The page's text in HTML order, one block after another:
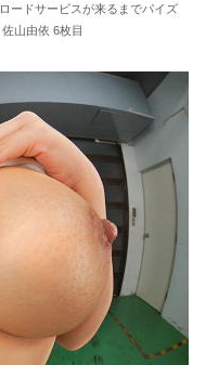
ードサービスが来るまでパイズ
山由依 6枚目